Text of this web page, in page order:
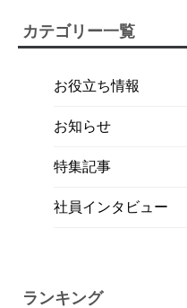
カテゴリー一覧
お役立ち情報
お知らせ
特集記事
社員インタビュー
ランキング